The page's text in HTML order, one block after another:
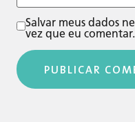
Salvar meus dados
vez que eu comentar.